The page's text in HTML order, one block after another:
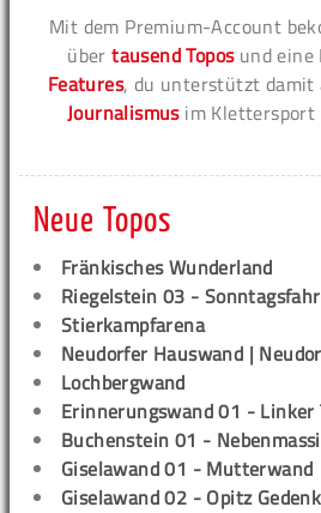
Mit dem Premium-Account
übertausend Toposund eine
Features, du unterstützt damit
Journalismusim Klettersport
Neue Topos
Fränkisches Wunderland
Riegelstein 03 -
Stierkampfarena
Neudorfer Hauswand |
Lochbergwand
Erinnerungswand 01 - Linker
Buchenstein 01 -
Giselawand 01 - Mutterwand
Giselawand 02 - Opitz